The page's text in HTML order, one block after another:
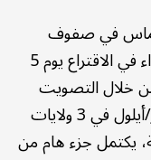
في صفوف
ناخبي الحزب لحثهم على المشاركة سواء في الاقتراع يوم 5
خلال التصويت
المبكر الذي بدأ بالفعل يوم 20 سبتمبر/أيلول في 3 ولايات
يكتمل جزء هام من